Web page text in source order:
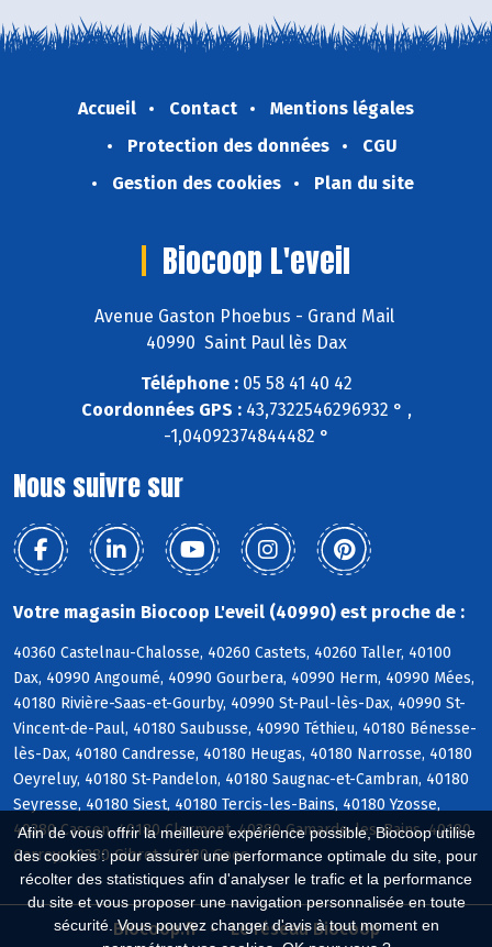
Afin de vous offrir la meilleure expérience possible, Biocoop utilise
des cookies : pour assurer une performance optimale du site, pour
récolter des statistiques afin d'analyser le trafic et la performance
du site et vous proposer une navigation personnalisée en toute
sécurité. Vous pouvez changer d'avis à tout moment en
Accueil Contact
Mentions légales
Protection des données
CGU
Gestion des cookies
Plan du site
Biocoop L'eveil
Avenue Gaston Phoebus - Grand Mail
40990 Saint Paul lès Dax
Téléphone :05 58 41 40 42
Coordonnées GPS :43,7322546296932 ° ,
-1,04092374844482 °
Nous suivre sur
Votre magasin Biocoop L'eveil (40990) est proche de :
40360 Castelnau-Chalosse, 40260 Castets, 40260 Taller, 40100
Dax, 40990 Angoumé, 40990 Gourbera, 40990 Herm, 40990 Mées,
40180 Rivière-Saas-et-Gourby, 40990 St-Paul-lès-Dax, 40990 St-
Vincent-de-Paul, 40180 Saubusse, 40990 Téthieu, 40180 Bénesse-
lès-Dax, 40180 Candresse, 40180 Heugas, 40180 Narrosse, 40180
Oeyreluy, 40180 St-Pandelon, 40180 Saugnac-et-Cambran, 40180
Seyresse, 40180 Siest, 40180 Tercis-les-Bains, 40180 Yzosse,
40380 Cassen, 40180 Clermont, 40380 Gamarde-les-Bains, 40180
Garrey, 40380 Gibret, 40180 Goos
Biocoop.fr Le réseau Biocoop